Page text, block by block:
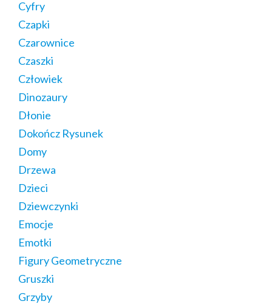
Cyfry
Czapki
Czarownice
Czaszki
Człowiek
Dinozaury
Dłonie
Dokończ Rysunek
Domy
Drzewa
Dzieci
Dziewczynki
Emocje
Emotki
Figury Geometryczne
Gruszki
Grzyby